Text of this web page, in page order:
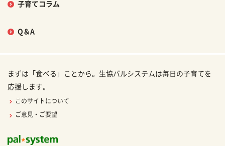
子育てコラム
Q＆A
まずは「食べる」ことから。生協パルシステムは毎日の子育てを
応援します。
このサイトについて
ご意見・ご要望